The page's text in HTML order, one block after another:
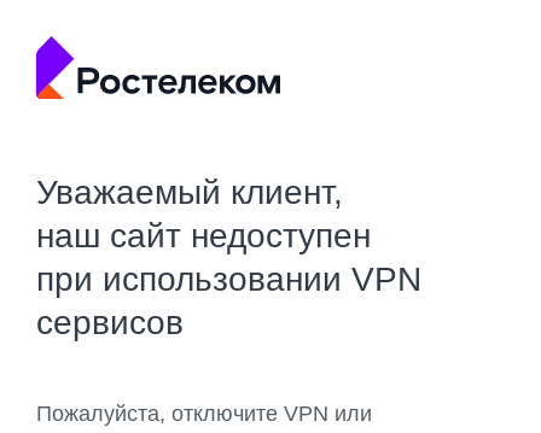
Уважаемый клиент,
наш сайт недоступен
при использовании VPN
сервисов
Пожалуйста, отключите VPN или